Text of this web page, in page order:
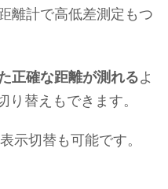
離計で高低差測定もつ
正確な距離が測れるよ
り替えもできます。
示切替も可能です。